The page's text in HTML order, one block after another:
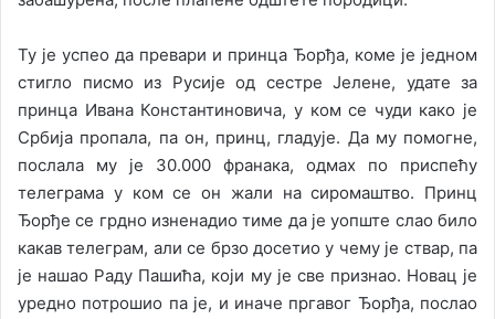
Ту је успео да превари и принца Ђорђа, коме је једном
стигло писмо из Русије од сестре Јелене, удате за
принца Ивана Константиновича, у ком се чуди како је
Србија пропала, па он, принц, гладује. Да му помогне,
послала му је 30.000 франака, одмах по приспећу
телеграма у ком се он жали на сиромаштво. Принц
Ђорђе се грдно изненадио тиме да је уопште слао било
какав телеграм, али се брзо досетио у чему је ствар, па
је нашао Раду Пашића, који му је све признао. Новац је
уредно потрошио па је, и иначе пргавог Ђорђа, послао